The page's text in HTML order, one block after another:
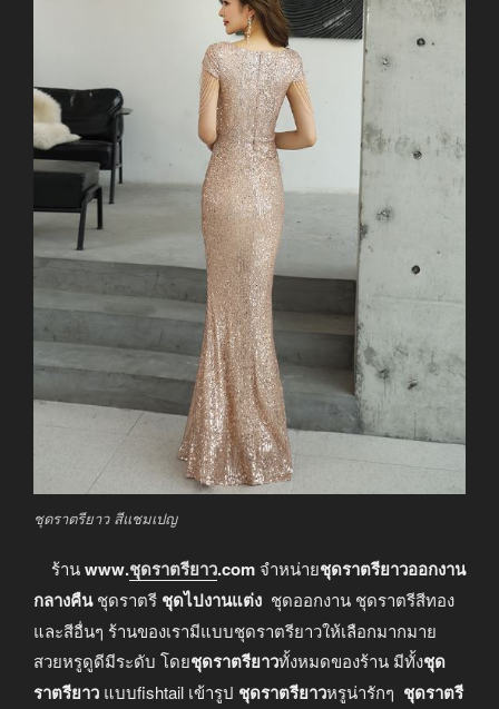
ชุดราตรียาว สีแชมเปญ
ร้านwww.ชุดราตรียาว.com จำหน่ายชุดราตรียาวออกงาน
กลางคืนชุดราตรี ชุดไปงานแต่ง ชุดออกงาน ชุดราตรีสีทอง
และสีอื่นๆ ร้านของเรามีแบบชุดราตรียาวให้เลือกมากมาย
สวยหรูดูดีมีระดับ โดยชุดราตรียาวทั้งหมดของร้าน มีทั้งชุด
ราตรียาว แบบfishtail เข้ารูป ชุดราตรียาวหรูน่ารักๆ ชุดราตรี